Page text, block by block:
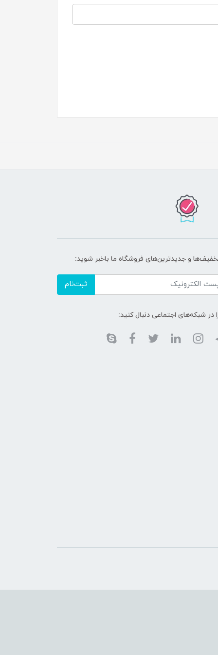
و جدیدترین‌های فروشگاه ما باخبر شوید:
ثبت‌نام
در شبکه‌های اجتماعی دنبال کنید: